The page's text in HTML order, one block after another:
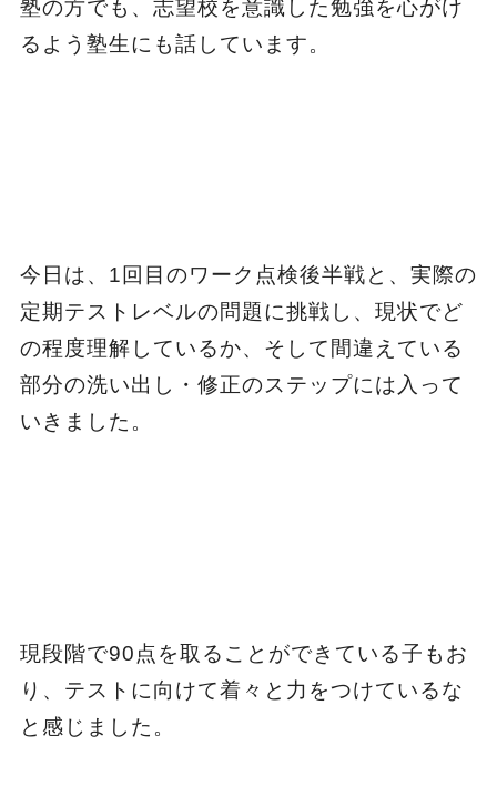
塾の方でも、志望校を意識した勉強を心がけ
るよう塾生にも話しています。
今日は、1回目のワーク点検後半戦と、実際の
定期テストレベルの問題に挑戦し、現状でど
の程度理解しているか、そして間違えている
部分の洗い出し・修正のステップには入って
いきました。
現段階で90点を取ることができている子もお
り、テストに向けて着々と力をつけているな
と感じました。